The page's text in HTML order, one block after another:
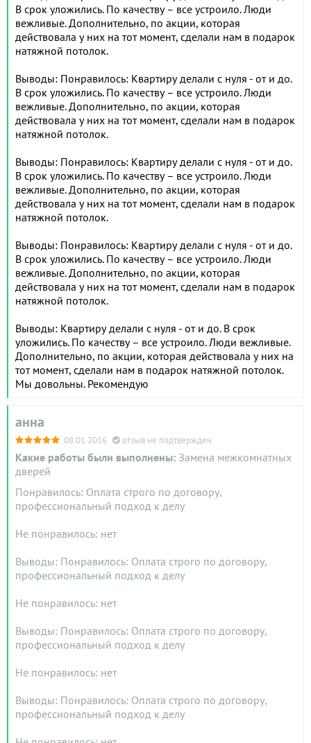
В срок уложились. По качеству – все устроило. Люди
вежливые. Дополнительно, по акции, которая
действовала у них на тот момент, сделали нам в подарок
натяжной потолок.
Выводы: Понравилось: Квартиру делали с нуля - от и до.
В срок уложились. По качеству – все устроило. Люди
вежливые. Дополнительно, по акции, которая
действовала у них на тот момент, сделали нам в подарок
натяжной потолок.
Выводы: Понравилось: Квартиру делали с нуля - от и до.
В срок уложились. По качеству – все устроило. Люди
вежливые. Дополнительно, по акции, которая
действовала у них на тот момент, сделали нам в подарок
натяжной потолок.
Выводы: Понравилось: Квартиру делали с нуля - от и до.
В срок уложились. По качеству – все устроило. Люди
вежливые. Дополнительно, по акции, которая
действовала у них на тот момент, сделали нам в подарок
натяжной потолок.
Выводы: Квартиру делали с нуля - от и до. В срок
уложились. По качеству – все устроило. Люди вежливые.
Дополнительно, по акции, которая действовала у них на
тот момент, сделали нам в подарок натяжной потолок.
Мы довольны. Рекомендую
анна
08.01.2016 отзыв не подтвержден
Какие работы были выполнены: Замена межкомнатных
дверей
Понравилось: Оплата строго по договору,
профессиональный подход к делу
Не понравилось: нет
Выводы: Понравилось: Оплата строго по договору,
профессиональный подход к делу
Не понравилось: нет
Выводы: Понравилось: Оплата строго по договору,
профессиональный подход к делу
Не понравилось: нет
Выводы: Понравилось: Оплата строго по договору,
профессиональный подход к делу